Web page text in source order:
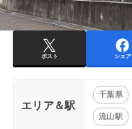
ポスト シェア
エリア＆駅
千葉県
流山駅